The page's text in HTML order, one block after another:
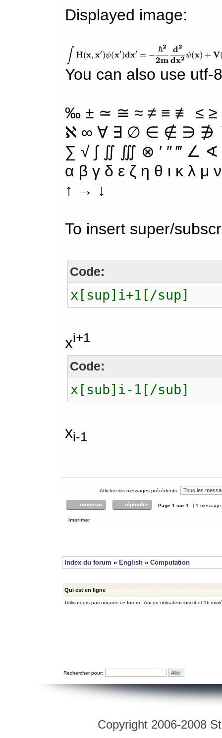
Displayed image:
You can also use utf-
‰ ± ≃ ≅ ≈ ≠ ≡ ≢ ≤
ℵ ∞ ∀ ∃ ∅ ∈ ∉ ∋ ∌
∑ √ ∫ ∬ ∭ ⊗ ′ ″ ‴ ∠
α β γ δ ε ζ η θ ι κ λ
↑ → ↓
To insert super/
Code:
x[sup]i+1[/sup]
xi+1
Code:
x[sub]i-1[/sub]
xi-1
Afficher les messages précédents:
Page 1 sur 1 [ 1
Imprimer
Index du forum » English » Computation
Qui est en ligne
Utilisateurs parcourants ce forum : Aucun utilisateur inscrit et 16
Rechercher pour:
Copyright 2006-2008